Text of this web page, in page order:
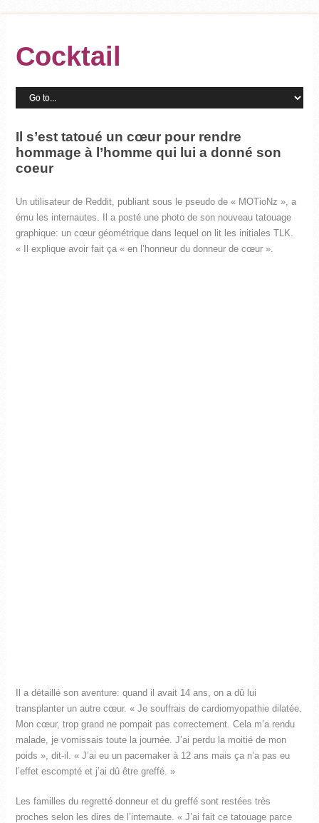
Cocktail
Il s’est tatoué un cœur pour rendre
hommage à l’homme qui lui a donné son
coeur
Un utilisateur de Reddit, publiant sous le pseudo de « MOTioNz », a
ému les internautes. Il a posté une photo de son nouveau tatouage
graphique: un cœur géométrique dans lequel on lit les initiales TLK.
« Il explique avoir fait ça « en l’honneur du donneur de cœur ».
Il a détaillé son aventure: quand il avait 14 ans, on a dû lui
transplanter un autre cœur. « Je souffrais de cardiomyopathie dilatée.
Mon cœur, trop grand ne pompait pas correctement. Cela m’a rendu
malade, je vomissais toute la journée. J’ai perdu la moitié de mon
poids », dit-il. « J’ai eu un pacemaker à 12 ans mais ça n’a pas eu
l’effet escompté et j’ai dû être greffé. »
Les familles du regretté donneur et du greffé sont restées très
proches selon les dires de l’internaute. « J’ai fait ce tatouage parce